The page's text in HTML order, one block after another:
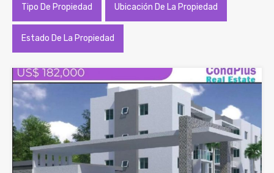
Tipo De Propiedad Ubicación De La Propiedad
Estado De La Propiedad